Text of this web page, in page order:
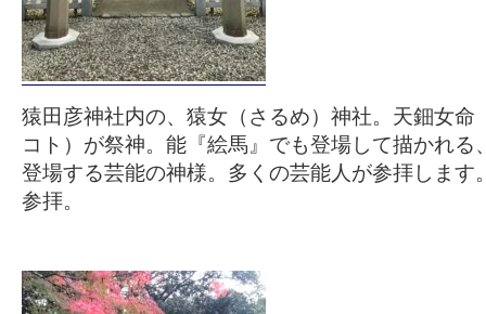
猿田彦神社内の、猿女（さるめ）神社。天鈿女命
コト）が祭神。能『絵馬』でも登場して描かれる
登場する芸能の神様。多くの芸能人が参拝します
参拝。